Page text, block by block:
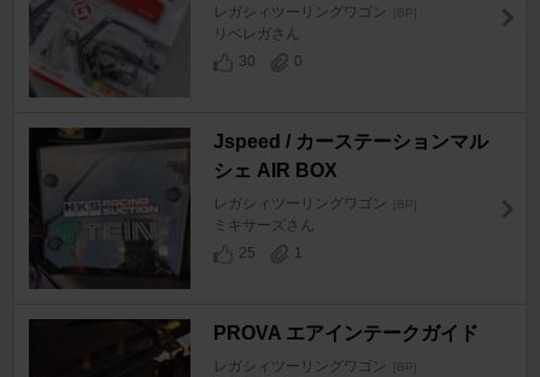
レガシィツーリングワゴン
リベレガさん
30
0
Jspeed / カーステーションマル
シェ AIR BOX
レガシィツーリングワゴン
ミキサーズさん
25
1
PROVA エアインテークガイド
レガシィツーリングワゴン